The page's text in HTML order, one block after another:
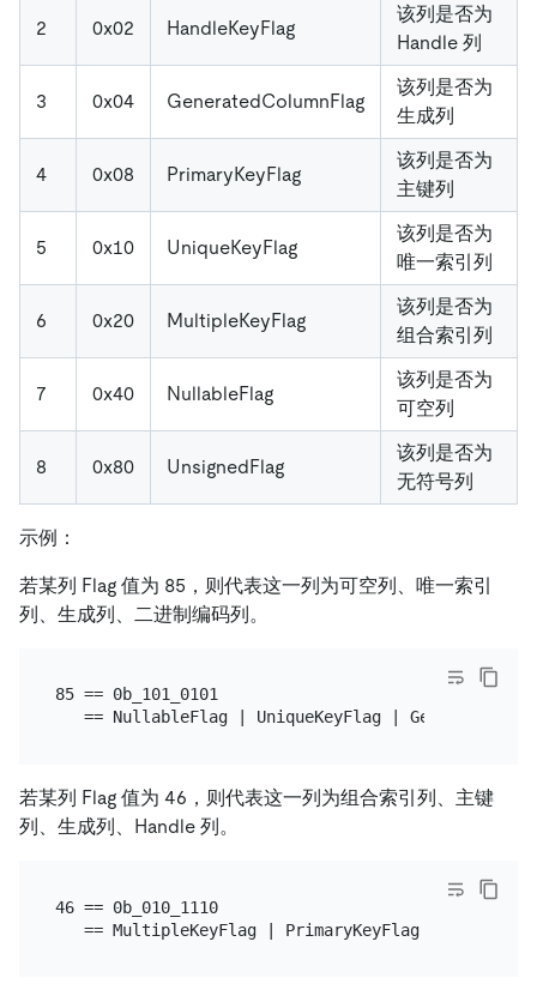
2 0x02 HandleKeyFlag
该列是否为
Handle 列
3 0x04 GeneratedColumnFlag
该列是否为
生成列
4 0x08 PrimaryKeyFlag
该列是否为
主键列
5 0x10 UniqueKeyFlag
该列是否为
唯一索引列
6 0x20 MultipleKeyFlag
该列是否为
组合索引列
7 0x40 NullableFlag
该列是否为
可空列
8 0x80 UnsignedFlag
该列是否为
无符号列
示例：
若某列 Flag 值为 85，则代表这一列为可空列、唯一索引
列、生成列、二进制编码列。
85 == 0b_101_0101
若某列 Flag 值为 46，则代表这一列为组合索引列、主键
列、生成列、Handle 列。
46 == 0b_010_1110